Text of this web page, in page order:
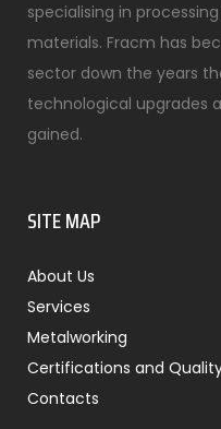
specialising in
materials. Fracm has
sector down the years
technological upgrades
gained.
SITE MAP
About Us
Services
Metalworking
Certifications and
Contacts